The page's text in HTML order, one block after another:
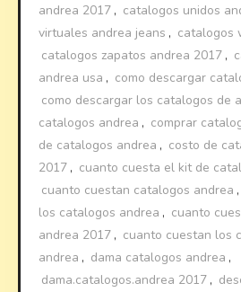
andrea 2017 , catalogos unidos
virtuales andrea jeans , catalogos
catalogos zapatos andrea 2017 ,
andrea usa , como descargar
como descargar los catalogos de
catalogos andrea , comprar
de catalogos andrea , costo de
2017 , cuanto cuesta el kit de
cuanto cuestan catalogos andrea ,
los catalogos andrea , cuanto
andrea 2017 , cuanto cuestan los
andrea , dama catalogos andrea ,
dama.catalogos.andrea 2017 ,